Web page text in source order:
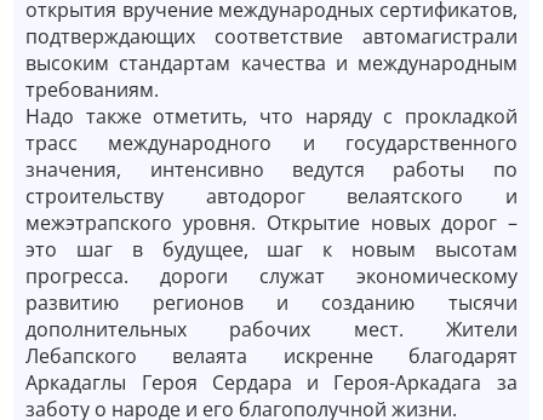
открытия вручение международных сертификатов,
подтверждающих соответствие автомагистрали
высоким стандартам качества и международным
требованиям.
Надо также отметить, что наряду с прокладкой
трасс международного и государственного
значения, интенсивно ведутся работы по
строительству автодорог велаятского и
межэтрапского уровня. Открытие новых дорог –
это шаг в будущее, шаг к новым высотам
прогресса. дороги служат экономическому
развитию регионов и созданию тысячи
дополнительных рабочих мест. Жители
Лебапского велаята искренне благодарят
Аркадаглы Героя Сердара и Героя-Аркадага за
заботу о народе и его благополучной жизни.